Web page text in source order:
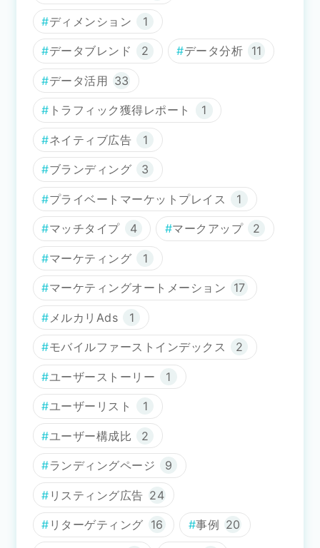
ディメンション 1
データブレンド 2 データ分析 11
データ活用 33
トラフィック獲得レポート 1
ネイティブ広告 1
ブランディング 3
プライベートマーケットプレイス 1
マッチタイプ 4 マークアップ 2
マーケティング 1
マーケティングオートメーション 17
メルカリAds 1
モバイルファーストインデックス 2
ユーザーストーリー 1
ユーザーリスト 1
ユーザー構成比 2
ランディングページ 9
リスティング広告 24
リターゲティング 16 事例 20